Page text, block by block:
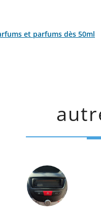
et parfums dès 50ml